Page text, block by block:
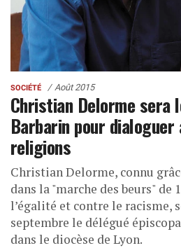
SOCIÉTÉ Août 2015
Christian Delorme sera
Barbarin pour
religions
Christian Delorme, connu
dans la "marche des beurs" de
l’égalité et contre le racisme,
septembre le délégué
dans le diocèse de Lyon.